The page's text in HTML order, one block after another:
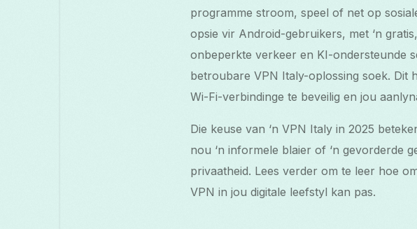
programme stroom, speel of net op
opsie vir Android-gebruikers, met ‘n
onbeperkte verkeer en KI-ondersteunde
betroubare VPN Italy-oplossing soek. Dit
Wi-Fi-verbindinge te beveilig en jou
Die keuse van ‘n VPN Italy in 2025
nou ‘n informele blaier of ‘n gevorderde
privaatheid. Lees verder om te leer hoe
VPN in jou digitale leefstyl kan pas.